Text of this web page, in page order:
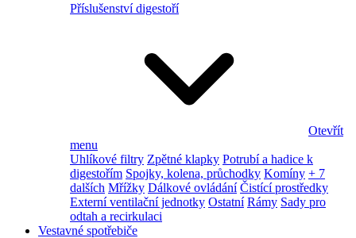
Příslušenství digestoří
Otevřít
menu
Uhlíkové filtry Zpětné klapky Potrubí a hadice k
digestořím Spojky, kolena, průchodky Komíny + 7
dalších Mřížky Dálkové ovládání Čistící prostředky
Externí ventilační jednotky Ostatní Rámy Sady pro
odtah a recirkulaci
Vestavné spotřebiče